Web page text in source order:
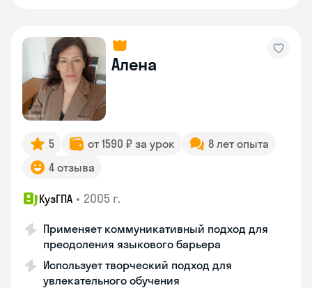
Алена
5 от 1590 ₽ за урок
8 лет опыта
4 отзыва
КузГПА • 2005 г.
Применяет коммуникативный подход для
преодоления языкового барьера
Использует творческий подход для
увлекательного обучения